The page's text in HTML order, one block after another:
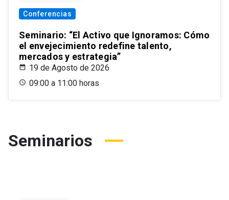
Conferencias
Seminario: “El Activo que Ignoramos: Cómo
el envejecimiento redefine talento,
mercados y estrategia”
19 de Agosto de 2026
09:00 a 11:00 horas
Seminarios